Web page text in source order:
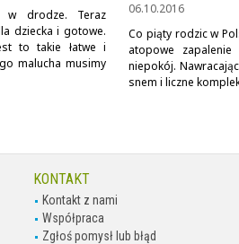
w drodze. Teraz
dziecka i gotowe.
to takie łatwe i
malucha musimy
06.10.2016
Co piąty rodzic w
atopowe
niepokój.
snem i liczne
KONTAKT
Kontakt z nami
Współpraca
Zgłoś pomysł lub błąd